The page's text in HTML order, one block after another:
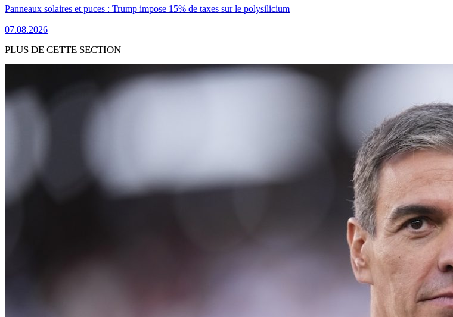
Panneaux solaires et puces : Trump impose 15% de taxes sur le polysilicium
07.08.2026
PLUS DE CETTE SECTION